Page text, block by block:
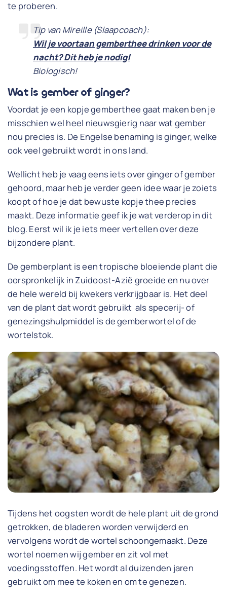
te proberen.
Tip van Mireille (Slaapcoach):
Wil je voortaan gemberthee drinken voor de
nacht? Dit heb je nodig!
Biologisch!
Wat is gember of ginger?
Voordat je een kopje gemberthee gaat maken ben je
misschien wel heel nieuwsgierig naar wat gember
nou precies is. De Engelse benaming is ginger, welke
ook veel gebruikt wordt in ons land.
Wellicht heb je vaag eens iets over ginger of gember
gehoord, maar heb je verder geen idee waar je zoiets
koopt of hoe je dat bewuste kopje thee precies
maakt. Deze informatie geef ik je wat verderop in dit
blog. Eerst wil ik je iets meer vertellen over deze
bijzondere plant.
De gemberplant is een tropische bloeiende plant die
oorspronkelijk in Zuidoost-Azië groeide en nu over
de hele wereld bij kwekers verkrijgbaar is. Het deel
van de plant dat wordt gebruikt als specerij- of
genezingshulpmiddel is de gemberwortel of de
wortelstok.
Tijdens het oogsten wordt de hele plant uit de grond
getrokken, de bladeren worden verwijderd en
vervolgens wordt de wortel schoongemaakt. Deze
wortel noemen wij gember en zit vol met
voedingsstoffen. Het wordt al duizenden jaren
gebruikt om mee te koken en om te genezen.